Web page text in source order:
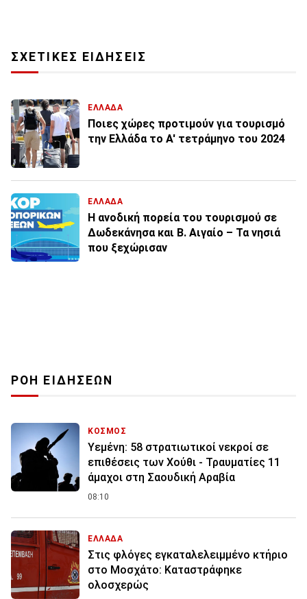
ΣΧΕΤΙΚΕΣ ΕΙΔΗΣΕΙΣ
ΕΛΛΑΔΑ
Ποιες χώρες προτιμούν για τουρισμό
την Ελλάδα το Α' τετράμηνο του 2024
ΕΛΛΑΔΑ
Η ανοδική πορεία του τουρισμού σε
Δωδεκάνησα και Β. Αιγαίο – Τα νησιά
που ξεχώρισαν
ΡΟΗ ΕΙΔΗΣΕΩΝ
ΚΟΣΜΟΣ
Υεμένη: 58 στρατιωτικοί νεκροί σε
επιθέσεις των Χούθι - Τραυματίες 11
άμαχοι στη Σαουδική Αραβία
08:10
ΕΛΛΑΔΑ
Στις φλόγες εγκαταλελειμμένο κτήριο
στο Μοσχάτο: Καταστράφηκε
ολοσχερώς